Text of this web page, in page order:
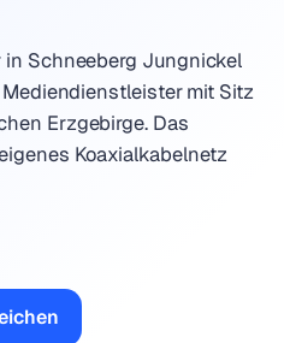
Schneeberg Jungnickel
mit Sitz
Erzgebirge. Das
Koaxialkabelnetz